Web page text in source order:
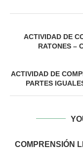
ACTIVIDAD DE
RATONES –
ACTIVIDAD DE
PARTES
COMPRENSIÓN